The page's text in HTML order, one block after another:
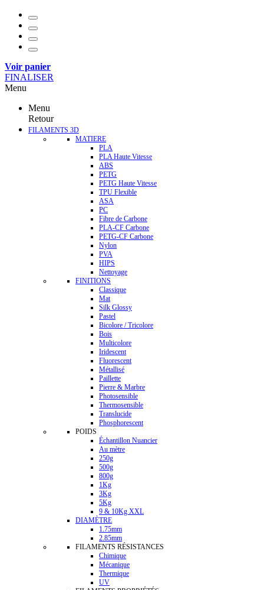
Voir panier
FINALISER
Menu
Menu
Retour
FILAMENTS 3D
MATIERE
PLA
PLA Haute Vitesse
ABS
PETG
PETG Haute Vitesse
TPU Flexible
ASA
PC
Fibre de Carbone
PLA-CF Carbone
PETG-CF Carbone
Nylon
PVA
HIPS
Nettoyage
FINITIONS
Classique
Mat
Silk Glossy
Pastel
Bicolore / Tricolore
Bois
Multicolore
Iridescent
Fluorescent
Métallisé
Paillette
Pierre & Marbre
Photosensible
Thermosensible
Translucide
Phosphorescent
POIDS
Échantillon Nuancier
Au mètre
250g
500g
800g
1Kg
3Kg
5Kg
9 & 10Kg XXL
DIAMÈTRE
1.75mm
2.85mm
FILAMENTS RÉSISTANCES
Chimique
Mécanique
Thermique
UV